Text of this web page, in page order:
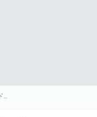
ピサでの墓地、ドゥオーモ大聖堂、オペラ・デル・ドゥオーモ博物館のチケット